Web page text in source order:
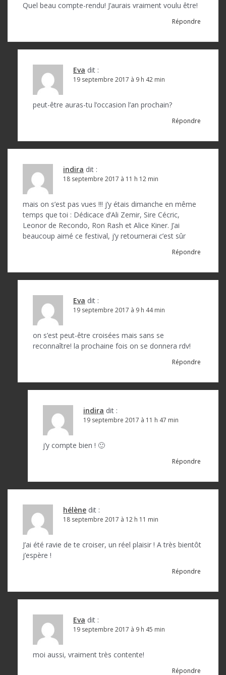
c
Quel beau compte-rendu! J’aurais vraiment voulu être!
Répondre
Eva dit :
19 septembre 2017 à 9 h 42 min
peut-être auras-tu l’occasion l’an prochain?
Répondre
indira dit :
18 septembre 2017 à 11 h 12 min
mais on s’est pas vues !!! j’y étais dimanche en même
temps que toi : Dédicace d’Ali Zemir, Sire Cécric,
Leonor de Recondo, Ron Rash et Alice Kiner. J’ai
beaucoup aimé ce festival, j’y retournerai c’est sûr
Répondre
Eva dit :
19 septembre 2017 à 9 h 44 min
on s’est peut-être croisées mais sans se
reconnaître! la prochaine fois on se donnera rdv!
Répondre
indira dit :
19 septembre 2017 à 11 h 47 min
j’y compte bien ! 🙂
Répondre
hélène dit :
18 septembre 2017 à 12 h 11 min
J’ai été ravie de te croiser, un réel plaisir ! A très bientôt
j’espère !
Répondre
Eva dit :
19 septembre 2017 à 9 h 45 min
moi aussi, vraiment très contente!
Répondre